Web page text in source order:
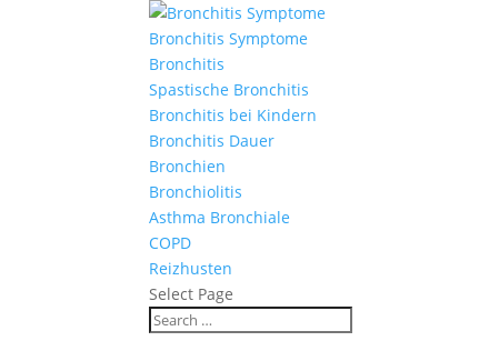
Bronchitis Symptome
Bronchitis
Spastische Bronchitis
Bronchitis bei Kindern
Bronchitis Dauer
Bronchien
Bronchiolitis
Asthma Bronchiale
COPD
Reizhusten
Select Page